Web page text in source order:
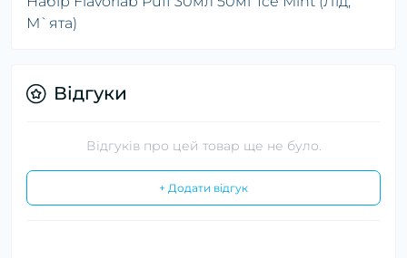
М`ята)
Відгуки
Відгуків про цей товар ще не було.
+ Додати відгук